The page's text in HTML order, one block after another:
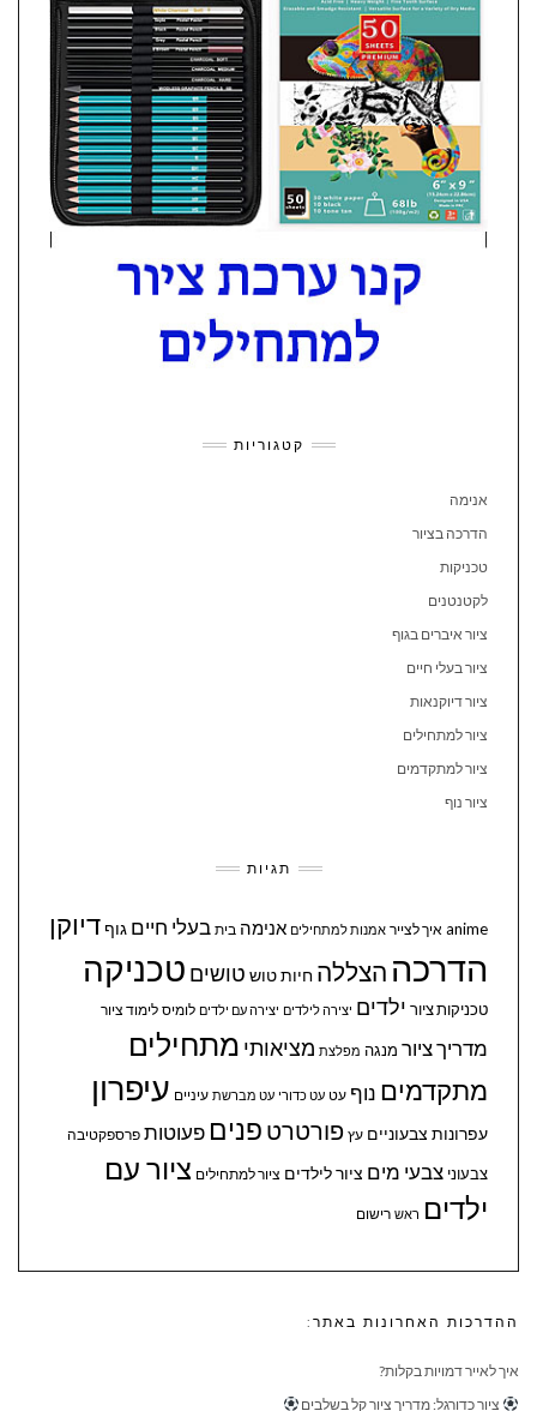
קטגוריות
אנימה
הדרכה בציור
טכניקות
לקטנטנים
ציור איברים בגוף
ציור בעלי חיים
ציור דיוקנאות
ציור למתחילים
ציור למתקדמים
ציור נוף
תגיות
anime איך לצייר אמנות למתחילים אנימה בית בעלי חיים גוףדיוקן
הדרכה הצללה חיותטוש טושים טכניקה
טכניקות ציור ילדים יצירה לילדים יצירה עם ילדים לומיס לימוד ציור
מדריך ציור מנגה מפלצת מציאותי מתחילים
מתקדמים נוף עט עט כדורי עט מברשת עיניים עיפרון
עפרונות צבעוניים עץ פורטרט פנים פעוטות פרספקטיבה
צבעוני צבעי מים ציור לילדים ציור למתחילים ציור עם
ילדים ראש רישום
ההדרכות האחרונות באתר:
איך לאייר דמויות בקלות?
ציור כדורגל: מדריך ציור קל בשלבים